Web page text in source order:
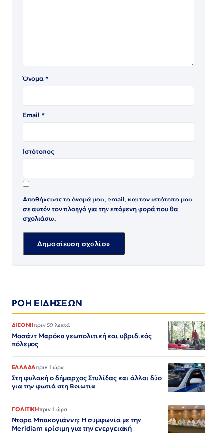
Όνομα*
Email *
Ιστότοπος
Αποθήκευσε το όνομά μου, email, και τον ιστότοπο μου
σε αυτόν τον πλοηγό για την επόμενη φορά που θα
σχολιάσω.
ΡΟΗ ΕΙΔΗΣΕΩΝ
ΔΙΕΘΝΗπριν 59 λεπτά
Μοσάντ Μαρόκο γεωπολιτική και υβριδικός
πόλεμος
ΕΛΛΑΔΑπριν 1 ώρα
Στη φυλακή ο δήμαρχος Στυλίδας και άλλοι δύο
για την φωτιά στη Βοιωτια
ΠΟΛΙΤΙΚΗπριν 1 ώρα
Ντορα Μπακογιάννη: Η συμφωνία με την
Meridiam κρίσιμη για την ενεργειακή